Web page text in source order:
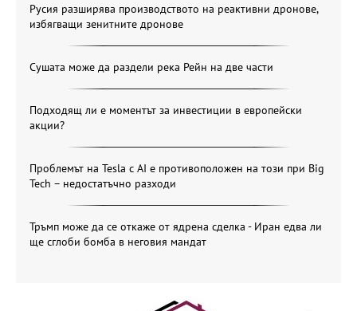
Русия разширява производството на реактивни дронове,
избягващи зенитните дронове
Сушата може да раздели река Рейн на две части
Подходящ ли е моментът за инвестиции в европейски
акции?
Проблемът на Tesla с AI е противоположен на този при Big
Tech – недостатъчно разходи
Тръмп може да се откаже от ядрена сделка - Иран едва ли
ще сглоби бомба в неговия мандат